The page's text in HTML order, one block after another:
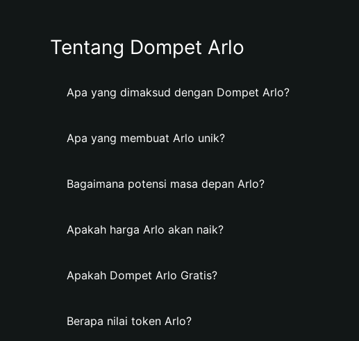
Tentang Dompet Arlo
Apa yang dimaksud dengan Dompet Arlo?
Apa yang membuat Arlo unik?
Bagaimana potensi masa depan Arlo?
Apakah harga Arlo akan naik?
Apakah Dompet Arlo Gratis?
Berapa nilai token Arlo?